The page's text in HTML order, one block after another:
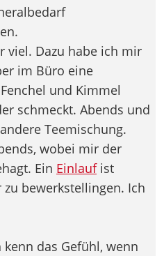
viel. Dazu habe ich mir
im Büro eine
und Kimmel
schmeckt. Abends und
Teemischung.
wobei mir der
Ein Einlaufist
bewerkstellingen. Ich
das Gefühl, wenn